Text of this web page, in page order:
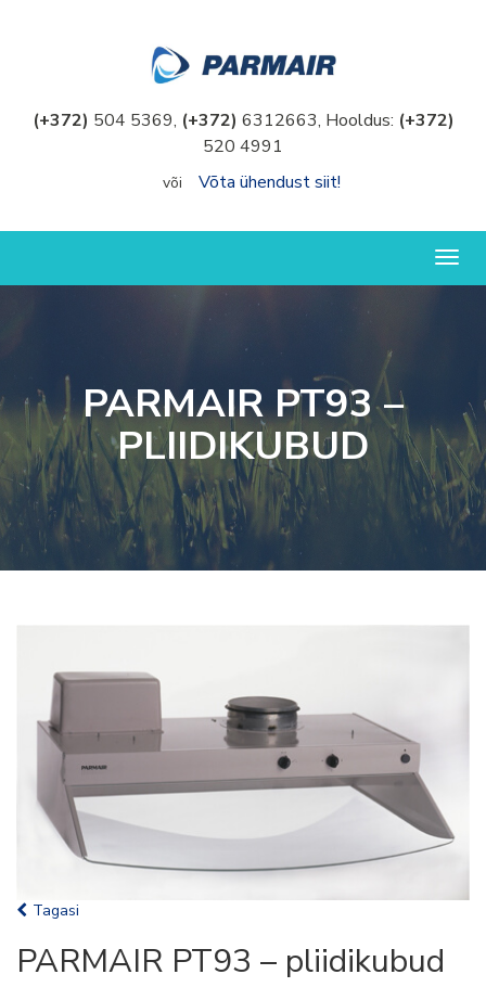
(+372) 504 5369, (+372) 6312663, Hooldus: (+372)
520 4991
või Võta ühendust siit!
PARMAIR PT93 –
PLIIDIKUBUD
Tagasi
PARMAIR PT93 – pliidikubud